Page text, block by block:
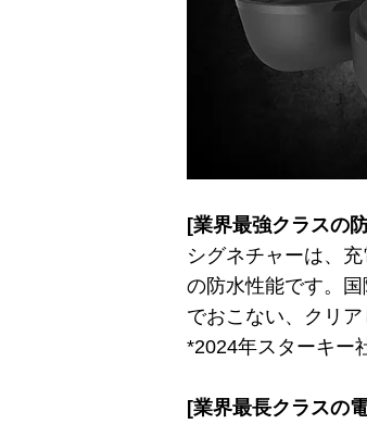
[業界最強クラスの
シグネチャーは、
の防水性能です。
でおこない、クリア
*2024年スターキー
[業界最長クラスの